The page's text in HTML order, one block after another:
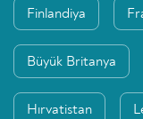
Finlandiya
Büyük Britanya
Hırvatistan